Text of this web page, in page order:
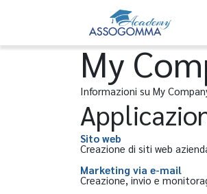
My
Informazioni su My
Sito web
Creazione di siti web
Marketing via e-mail
Creazione, invio e